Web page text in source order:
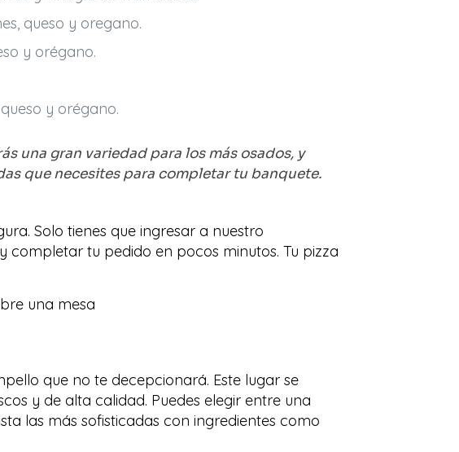
queso y oregano.
y orégano.
y orégano.
una gran variedad para los más osados, y
que necesites para completar tu banquete.
Solo tienes que ingresar a nuestro
completar tu pedido en pocos minutos. Tu pizza
que no te decepcionará. Este lugar se
y de alta calidad. Puedes elegir entre una
las más sofisticadas con ingredientes como